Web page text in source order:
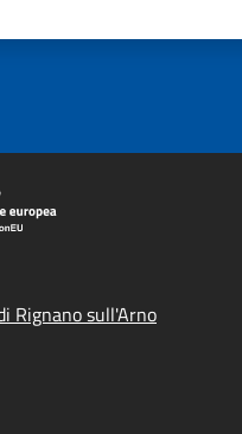
Rignano sull'Arno